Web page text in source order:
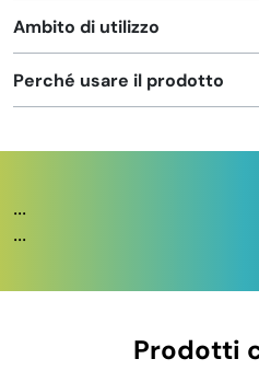
Ambito di utilizzo
Perché usare il prodotto
...
...
Prodotti